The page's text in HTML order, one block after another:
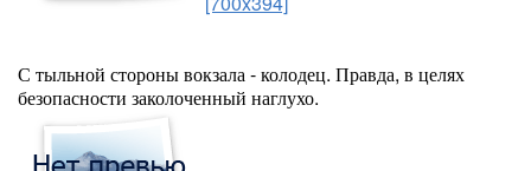
С тыльной стороны вокзала - колодец. Правда, в целях
безопасности заколоченный наглухо.